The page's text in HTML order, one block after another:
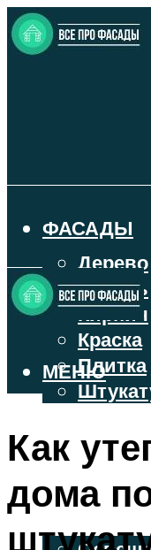
ФАСАДЫ
Дерево
Камень
Кирпич
Краска
Плитка
МЕНЮ
Как
дома